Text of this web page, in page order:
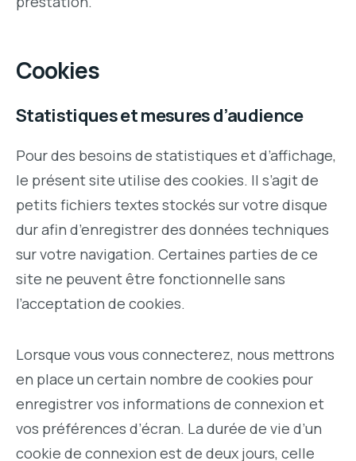
Cookies
Statistiques et mesures d’audience
Pour des besoins de statistiques et d’affichage,
le présent site utilise des cookies. Il s’agit de
petits fichiers textes stockés sur votre disque
dur afin d’enregistrer des données techniques
sur votre navigation. Certaines parties de ce
site ne peuvent être fonctionnelle sans
l’acceptation de cookies.
Lorsque vous vous connecterez, nous mettrons
en place un certain nombre de cookies pour
enregistrer vos informations de connexion et
vos préférences d’écran. La durée de vie d’un
cookie de connexion est de deux jours, celle